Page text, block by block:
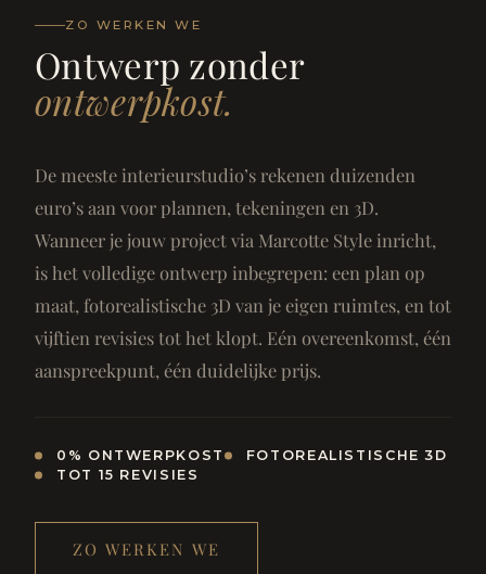
ZO WERKEN WE
Ontwerp zonder
ontwerpkost.
De meeste interieurstudio’s rekenen duizenden
euro’s aan voor plannen, tekeningen en 3D.
Wanneer je jouw project via Marcotte Style inricht,
is het volledige ontwerp inbegrepen: een plan op
maat, fotorealistische 3D van je eigen ruimtes, en tot
vijftien revisies tot het klopt. Eén overeenkomst, één
aanspreekpunt, één duidelijke prijs.
0% ONTWERPKOST
FOTOREALISTISCHE 3D
TOT 15 REVISIES
ZO WERKEN WE